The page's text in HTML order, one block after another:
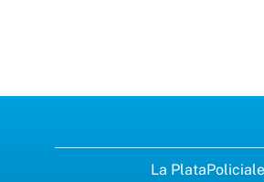
La Plata